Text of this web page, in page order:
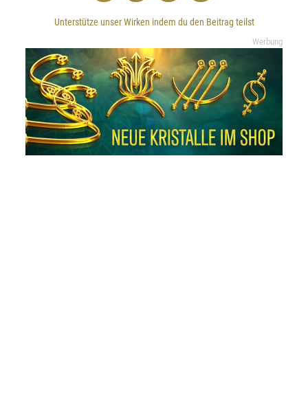
Unterstütze unser Wirken indem du den Beitrag teilst
Werbung